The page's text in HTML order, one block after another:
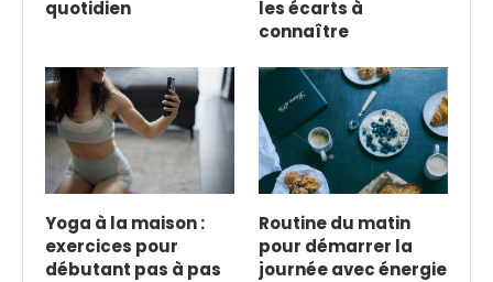
quotidien
les écarts à
connaître
Yoga à la maison :
exercices pour
débutant pas à pas
Routine du matin
pour démarrer la
journée avec énergie